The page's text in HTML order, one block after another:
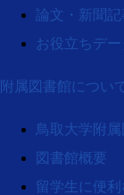
論文・新聞記
お役立ちデー
附属図書館につい
鳥取大学附
図書館概要
留学生に便